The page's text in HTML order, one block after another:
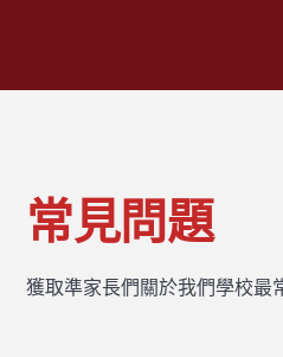
常見問題
獲取準家長們關於我們學校最